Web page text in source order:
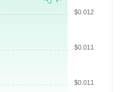
$0.011
$0.011
$0.012